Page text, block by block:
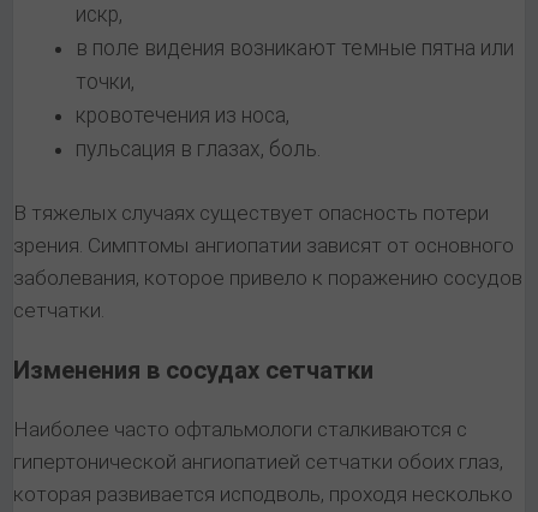
искр,
в поле видения возникают темные пятна или
точки,
кровотечения из носа,
пульсация в глазах, боль.
В тяжелых случаях существует опасность потери
зрения. Симптомы ангиопатии зависят от основного
заболевания, которое привело к поражению сосудов
сетчатки.
Изменения в сосудах сетчатки
Наиболее часто офтальмологи сталкиваются с
гипертонической ангиопатией сетчатки обоих глаз,
которая развивается исподволь, проходя несколько